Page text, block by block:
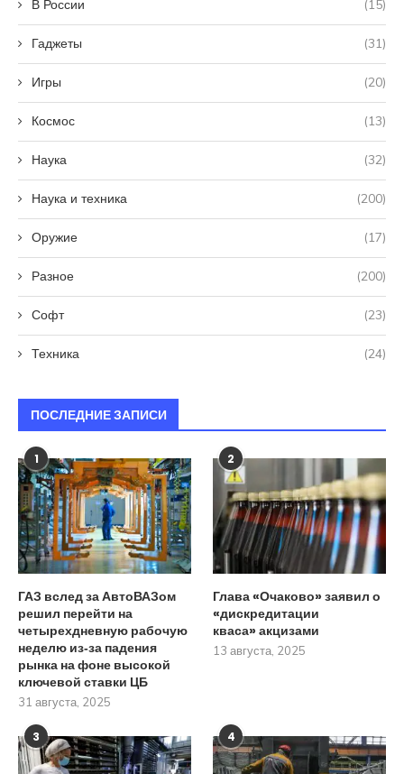
В России (15)
Гаджеты (31)
Игры (20)
Космос (13)
Наука (32)
Наука и техника (200)
Оружие (17)
Разное (200)
Софт (23)
Техника (24)
ПОСЛЕДНИЕ ЗАПИСИ
1
ГАЗ вслед за АвтоВАЗом
решил перейти на
четырехдневную рабочую
неделю из‑за падения
рынка на фоне высокой
ключевой ставки ЦБ
31 августа, 2025
2
Глава «Очаково» заявил о
«дискредитации
кваса» акцизами
13 августа, 2025
3 4